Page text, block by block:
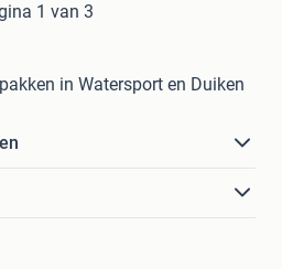
1 van 3
in Watersport en Duiken